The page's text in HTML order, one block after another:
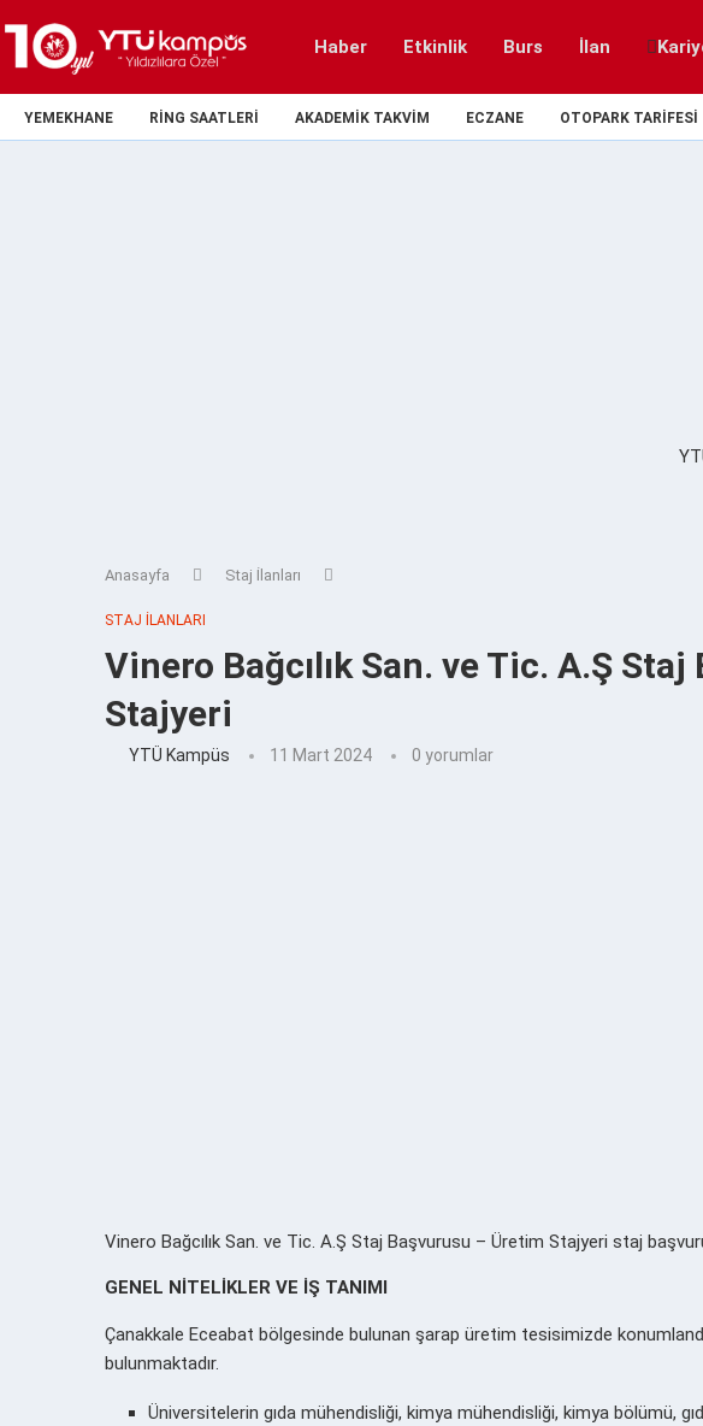
Haber Etkinlik Burs İlan
YEMEKHANE RING SAATLERI AKADEMIK TAKVIM ECZANE OTOPARK TARIFESI
Anasayfa Staj İlanları
STAJ İLANLARI
Vinero Bağcılık San. ve Tic. A.Ş
Stajyeri
YTÜ Kampüs 11 Mart 2024 0 yorumlar
Vinero Bağcılık San. ve Tic. A.Ş Staj Başvurusu – Üretim Stajyeri staj
GENEL NİTELİKLER VE İŞ TANIMI
Çanakkale Eceabat bölgesinde bulunan şarap üretim tesisimizde
bulunmaktadır.
Üniversitelerin gıda mühendisliği, kimya mühendisliği, kimya bölümü,